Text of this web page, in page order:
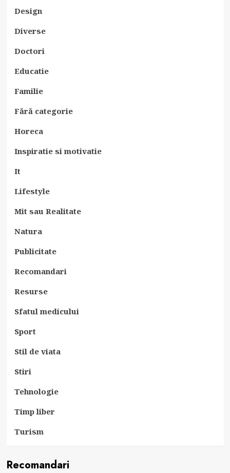
Design
Diverse
Doctori
Educatie
Familie
Fără categorie
Horeca
Inspiratie si motivatie
It
Lifestyle
Mit sau Realitate
Natura
Publicitate
Recomandari
Resurse
Sfatul medicului
Sport
Stil de viata
Stiri
Tehnologie
Timp liber
Turism
Recomandari